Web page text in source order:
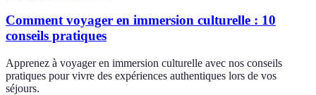
Comment voyager en immersion culturelle : 10
conseils pratiques
Apprenez à voyager en immersion culturelle avec nos conseils
pratiques pour vivre des expériences authentiques lors de vos
séjours.